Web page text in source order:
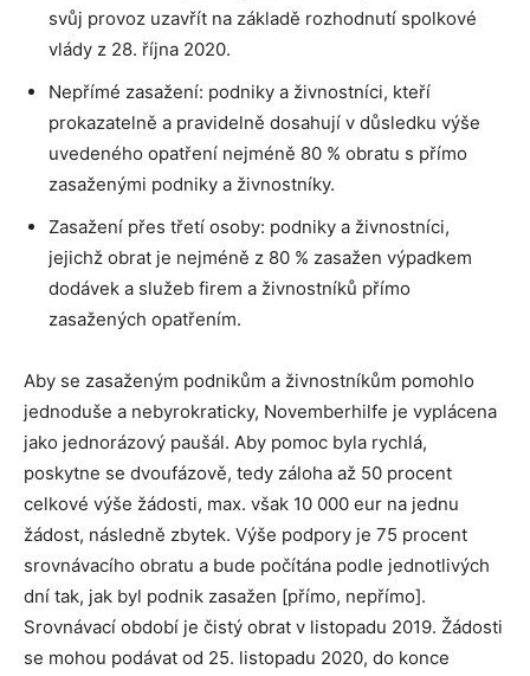
svůj provoz uzavřít na základě rozhodnutí spolkové
vlády z 28. října 2020.
Nepřímé zasažení: podniky a živnostníci, kteří
prokazatelně a pravidelně dosahují v důsledku výše
uvedeného opatření nejméně 80 % obratu s přímo
zasaženými podniky a živnostníky.
Zasažení přes třetí osoby: podniky a živnostníci,
jejichž obrat je nejméně z 80 % zasažen výpadkem
dodávek a služeb firem a živnostníků přímo
zasažených opatřením.
Aby se zasaženým podnikům a živnostníkům pomohlo
jednoduše a nebyrokraticky, Novemberhilfe je vyplácena
jako jednorázový paušál. Aby pomoc byla rychlá,
poskytne se dvoufázově, tedy záloha až 50 procent
celkové výše žádosti, max. však 10 000 eur na jednu
žádost, následně zbytek. Výše podpory je 75 procent
srovnávacího obratu a bude počítána podle jednotlivých
dní tak, jak byl podnik zasažen [přímo, nepřímo].
Srovnávací období je čistý obrat v listopadu 2019. Žádosti
se mohou podávat od 25. listopadu 2020, do konce